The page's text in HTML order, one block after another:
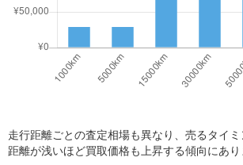
走行距離ごとの査定相場も異なり、売るタイ
距離が浅いほど買取価格も上昇する傾向にあり